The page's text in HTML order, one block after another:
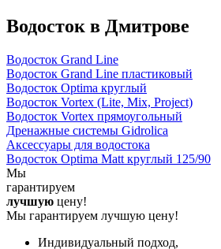
Водосток в Дмитрове
Водосток Grand Line
Водосток Grand Line пластиковый
Водосток Optima круглый
Водосток Vortex (Lite, Mix, Project)
Водосток Vortex прямоугольный
Дренажные системы Gidrolica
Аксессуары для водостока
Водосток Optima Matt круглый 125/90
Мы
гарантируем
лучшую цену!
Мы гарантируем лучшую цену!
Индивидуальный подход,